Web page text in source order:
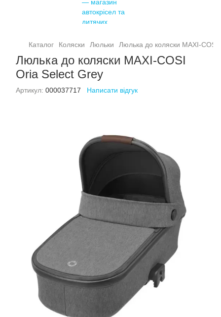
Каталог Коляски Люльки Люлька до коляски MAXI-
Люлька до коляски MAXI-COSI
Oria Select Grey
Артикул: 000037717 Написати відгук